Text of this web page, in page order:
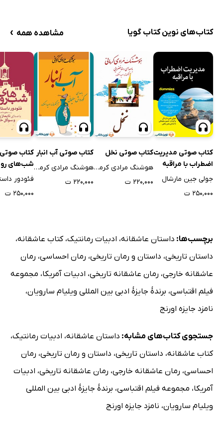
کتاب‌های نوین کتاب گویا مشاهده همه ›
کتاب صوتی مدیریت
اضطراب با مراقبه
جولی جین مارشال
۲۵۰,۰۰۰ ت
کتاب صوتی نخل
هوشنگ مرادی کرمانی
۲۲۰,۰۰۰ ت
کتاب صوتی آب انبار
هوشنگ مرادی کرمانی
۲۲۰,۰۰۰ ت
کتاب صوتی
شب‌های
۲۵۰,۰۰۰ ت
برچسب‌ها: داستان عاشقانه، ادبیات رمانتیک،کتاب عاشقانه،
داستان تاریخی، داستان و رمان تاریخی، رمان احساسی، رمان
عاشقانه خارجی، رمان عاشقانه تاریخی، ادبیات آمریکا، مجموعه
فیلم اقتباسی، برندهٔ جایزهٔ ادبی بین المللی ویلیام سارویان،
نامزد جایزه اورنج
جستجوی کتاب‌های مشابه: داستان عاشقانه، ادبیات رمانتیک،
کتاب عاشقانه، داستان تاریخی، داستان و رمان تاریخی، رمان
احساسی، رمان عاشقانه خارجی، رمان عاشقانه تاریخی، ادبیات
آمریکا، مجموعه فیلم اقتباسی، برندهٔ جایزهٔ ادبی بین المللی
ویلیام سارویان، نامزد جایزه اورنج